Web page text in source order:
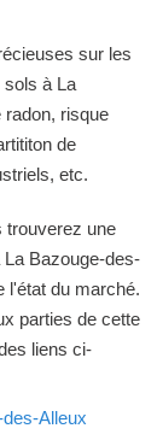
sur les
sols à La
risque
de
etc.
trouverez une
Bazouge-des-
l'état du marché.
parties de cette
liens ci-
Alleux